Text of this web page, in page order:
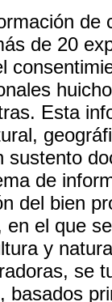
de 20
Esta
sustento
de
del bien
en el que
y
se
basados